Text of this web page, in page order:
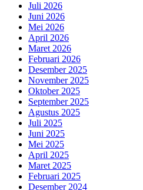
Juli 2026
Juni 2026
Mei 2026
April 2026
Maret 2026
Februari 2026
Desember 2025
November 2025
Oktober 2025
September 2025
Agustus 2025
Juli 2025
Juni 2025
Mei 2025
April 2025
Maret 2025
Februari 2025
Desember 2024